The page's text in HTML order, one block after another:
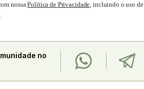
nossaPolítica de Privacidade, incluindo o uso de
no